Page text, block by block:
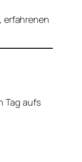
erfahrenen
Tag aufs